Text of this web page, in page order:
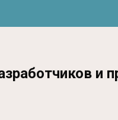
и